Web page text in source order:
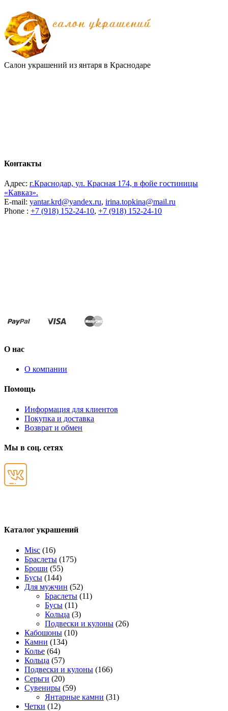
Салон украшений из янтаря в Краснодаре
Контакты
Адрес: г.Краснодар, ул. Красная 174, в фойе гостиницы
«Кавказ».
E-mail: yantar.krd@yandex.ru, irina.topkina@mail.ru
Phone : +7 (918) 152-24-10, +7 (918) 152-24-10
О нас
О компании
Помощь
Информация для клиентов
Покупка и доставка
Возврат и обмен
Мы в соц. сетях
Каталог украшений
Misc (16)
Браслеты (175)
Броши (55)
Бусы (144)
Для мужчин (52)
Браслеты (11)
Бусы (11)
Кольца (3)
Подвески и кулоны (26)
Кабошоны (10)
Камни (134)
Колье (64)
Кольца (57)
Подвески и кулоны (166)
Серьги (20)
Сувениры (59)
Янтарные камни (31)
Четки (12)